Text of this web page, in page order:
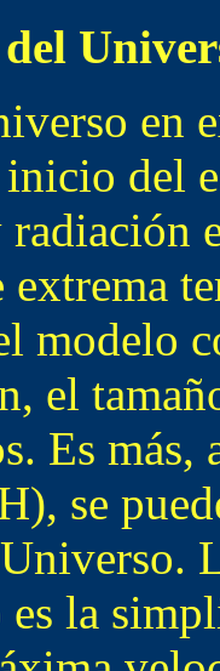
en
del
radiación
extrema
modelo
el
Es más,
se
es la